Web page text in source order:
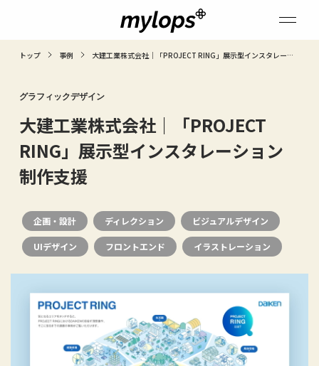
トップ 事例
大建工業株式会社｜「PROJECT RING」展示型インスタレーシ
グラフィックデザイン
大建工業株式会社｜「PROJECT
RING」展示型インスタレーション
制作支援
企画・設計 ディレクション ビジュアルデザイン
UIデザイン フロントエンド イラストレーション